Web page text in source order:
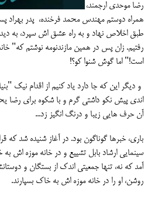
رضا موحدی ارجمند،
همراه دوستم مهندس محمد فرخنده، پدر بهراد
طبق اخلاص نهاد و به راه عشق اش سپرد، به
رفتیم. زان پس در همین مازندنومه نوشتم که"
است!" اما گوش شنوا کو؟!
و دیگر این که جا دارد یاد کنیم از اقدام نیک
اندی پیش نکو داشتی گرم و با شکوه برای رضا
آن حرف هایی زیبا و درنگ انگیز زد...
باری، خبرها گوناگون بود. در آغاز شنیده شد که
سینمایی ارشاد بابل تشییع و در خانه موزه اش
آمد که نه، تنها جمعیتی اندک از بستگان و
روشن، او را در خانه موزه اش به خاک بسپارند.